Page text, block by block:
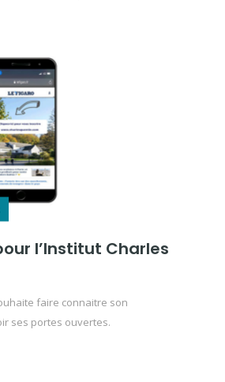
l’Institut Charles
faire connaitre son
ses portes ouvertes.